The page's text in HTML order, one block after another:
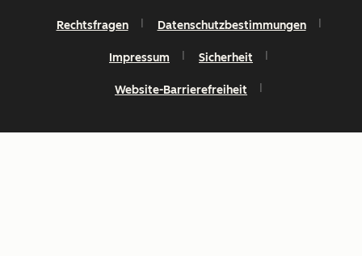
Rechtsfragen Datenschutzbestimmungen
Impressum Sicherheit
Website-Barrierefreiheit